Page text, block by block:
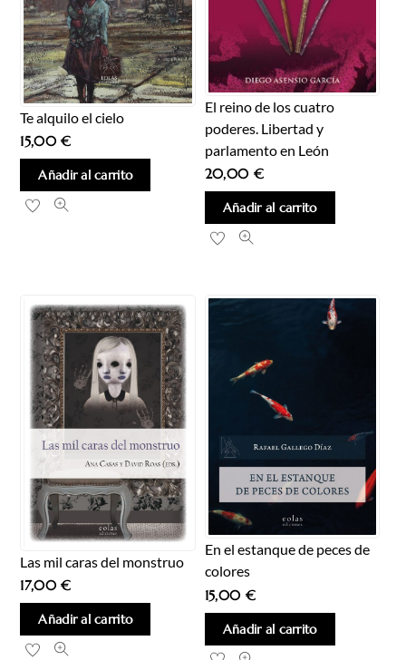
Te alquilo el cielo
15,00€
Añadir al carrito
El reino de los cuatro
poderes. Libertad y
parlamento en León
20,00 €
Añadir al carrito
Las mil caras del monstruo
17,00€
Añadir al carrito
En el estanque de peces de
colores
15,00 €
Añadir al carrito